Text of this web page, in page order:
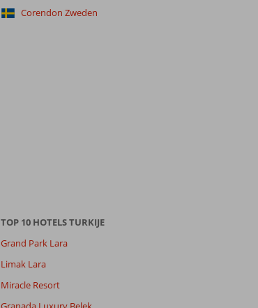
Corendon Zweden
TOP 10 HOTELS TURKIJE
Grand Park Lara
Limak Lara
Miracle Resort